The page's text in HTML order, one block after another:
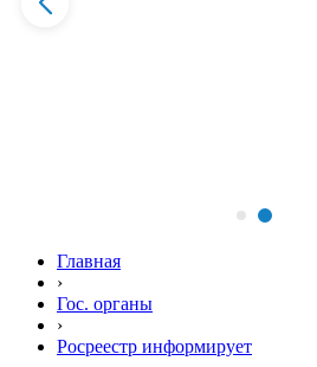
Главная
›
Гос. органы
›
Росреестр информирует